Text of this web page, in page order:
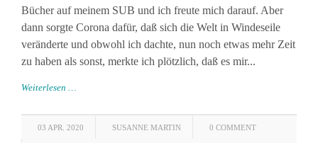
Bücher auf meinem SUB und ich freute mich darauf. Aber
dann sorgte Corona dafür, daß sich die Welt in Windeseile
veränderte und obwohl ich dachte, nun noch etwas mehr Zeit
zu haben als sonst, merkte ich plötzlich, daß es mir...
Weiterlesen …
03 APR. 2020 SUSANNE MARTIN 0 COMMENT